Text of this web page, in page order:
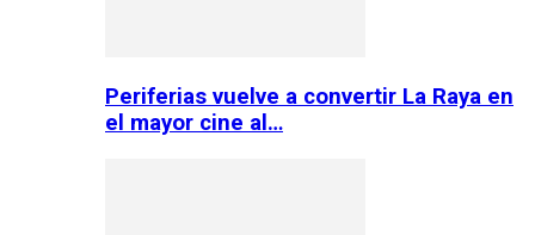
Periferias vuelve a convertir La Raya en
el mayor cine al…